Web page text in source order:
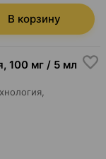
В корзину
, 100 мг / 5 мл